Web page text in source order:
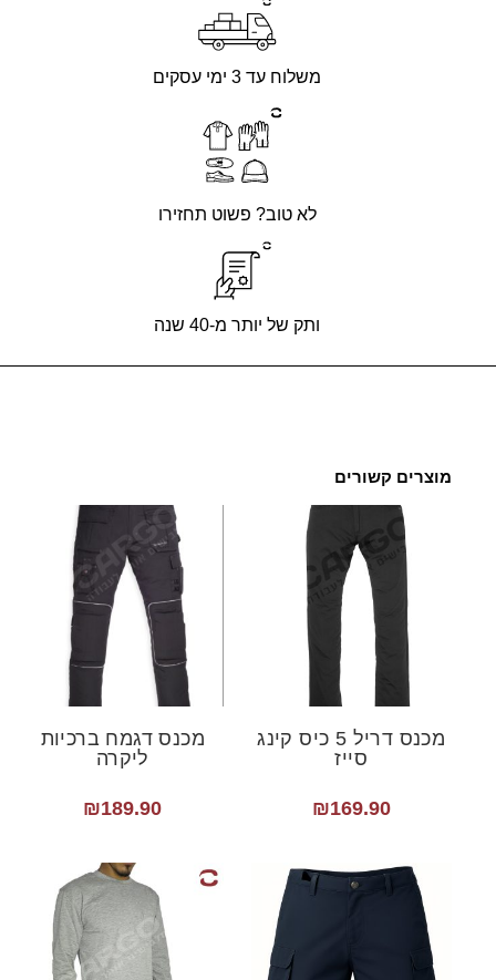
משלוח עד 3 ימי עסקים
לא טוב? פשוט תחזירו
ותק של יותר מ-40 שנה
מוצרים קשורים
מכנס דריל 5 כיס קינג
סייז
₪169.90
מכנס דגמח ברכיות
ליקרה
₪189.90